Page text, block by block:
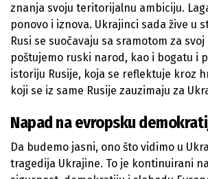
znanja svoju teritorijalnu ambiciju.
ponovo i iznova. Ukrajinci sada žive u
Rusi se suočavaju sa sramotom za
poštujemo ruski narod, kao i bogatu i
istoriju Rusije, koja se reflektuje kroz
koji se iz same Rusije zauzimaju za
Napad na evropsku
Da budemo jasni, ono što vidimo u
tragedija Ukrajine. To je kontinuirani